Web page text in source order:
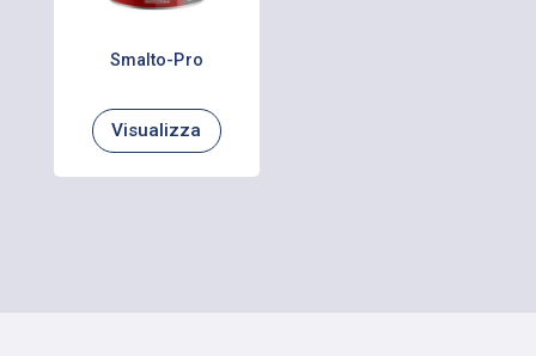
Smalto-Pro
Visualizza